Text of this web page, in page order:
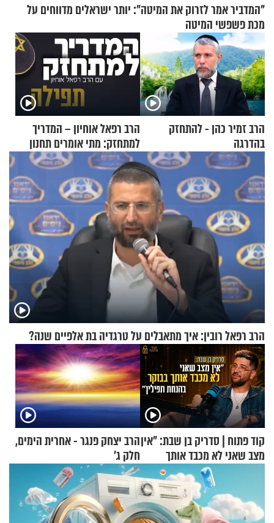
"המדביר אמר לזרוק את המיטה": יותר ישראלים מדווחים על
מכת פשפשי המיטה
הרב זמיר כהן - להתחזק
בהדרגה
הרב רפאל אוחיון – המדריך
למתחזק: מתי אומרים תחנון
ואיך עולים לתורה?
הרב רפאל רובין: איך מתאבלים על טרגדיה בת אלפיים שנה?
קוד פתוח | סדריק בן שבת: "אין
מצב שאני לא מכבד אותך
בבוקר בהנחת תפילין"
הרב יצחק פנגר - אחרית הימים,
חלק ג’